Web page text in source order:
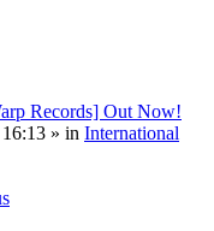
Records] Out Now!
» in International